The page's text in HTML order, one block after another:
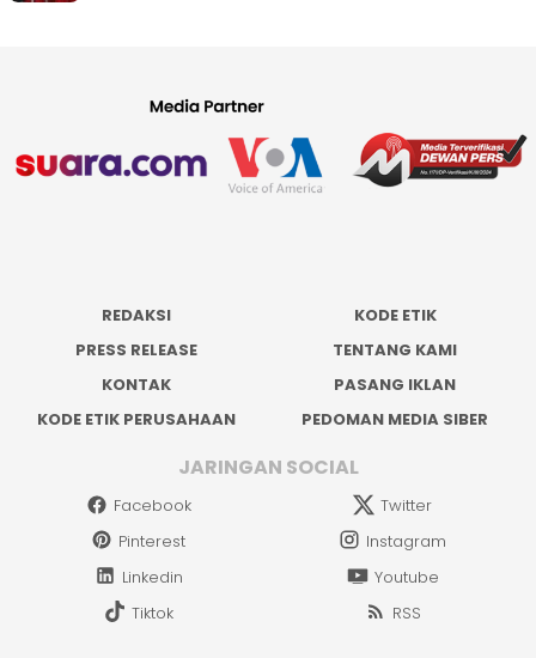
REDAKSI
KODE ETIK
PRESS RELEASE
TENTANG KAMI
KONTAK
PASANG IKLAN
KODE ETIK PERUSAHAAN
PEDOMAN MEDIA SIBER
JARINGAN SOCIAL
Facebook
Twitter
Pinterest
Instagram
Linkedin
Youtube
Tiktok
RSS